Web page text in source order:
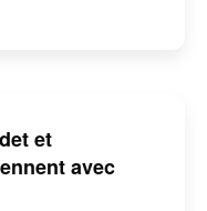
et
avec